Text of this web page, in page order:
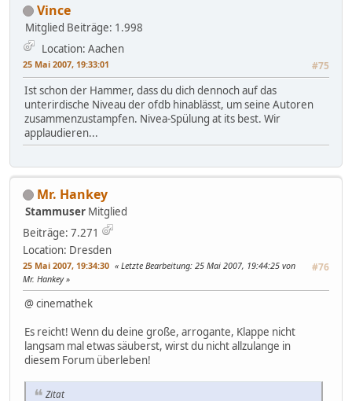
Vince
Mitglied Beiträge: 1.998
Location: Aachen
25 Mai 2007, 19:33:01 #75
Ist schon der Hammer, dass du dich dennoch auf das
unterirdische Niveau der ofdb hinablässt, um seine Autoren
zusammenzustampfen. Nivea-Spülung at its best. Wir
applaudieren...
Mr. Hankey
Stammuser Mitglied
Beiträge: 7.271
Location: Dresden
25 Mai 2007, 19:34:30 #76
Letzte Bearbeitung: 25 Mai 2007, 19:44:25 von
Mr. Hankey
@ cinemathek
Es reicht! Wenn du deine große, arrogante, Klappe nicht
langsam mal etwas säuberst, wirst du nicht allzulange in
diesem Forum überleben!
Zitat